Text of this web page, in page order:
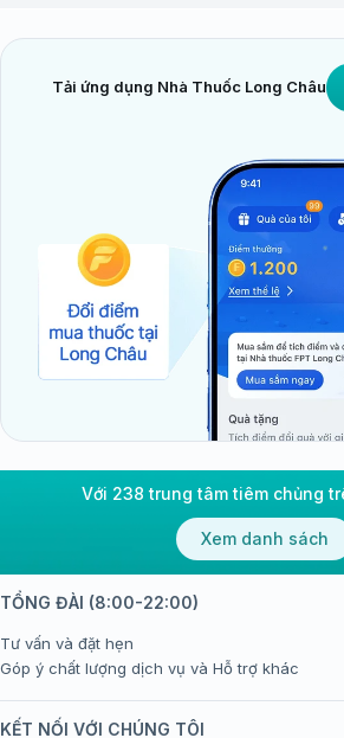
Tải ứng dụng Nhà Thuốc Long Châu
Với 238 trung tâm tiêm chủng
Xem danh sách
TỔNG ĐÀI (8:00-22:00)
Tư vấn và đặt hẹn
Góp ý chất lượng dịch vụ và Hỗ trợ khác
KẾT NỐI VỚI CHÚNG TÔI